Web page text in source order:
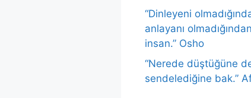
“Dinleyeni
anlayanı
insan.” Osho
“Nerede düştüğüne
sendelediğine bak.”